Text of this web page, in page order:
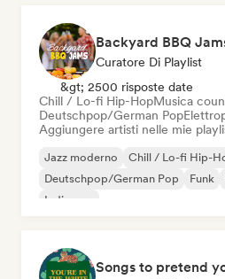
Backyard BBQ
Curatore Di Playlist
&gt; 2500 risposte date
Chill / Lo-fi Hip-HopMusica
Deutschpop/German Pop
Aggiungere artisti nelle mie
Jazz moderno Chill / Lo-fi Hip-
Deutschpop/German Pop
Funk
Indie pop